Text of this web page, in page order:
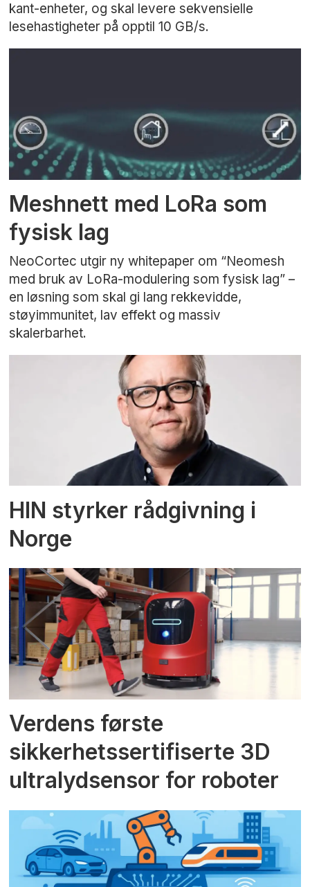
kant-enheter, og skal levere sekvensielle
lesehastigheter på opptil 10 GB/s.
Meshnett med LoRa som
fysisk lag
NeoCortec utgir ny whitepaper om “Neomesh
med bruk av LoRa-modulering som fysisk lag” –
en løsning som skal gi lang rekkevidde,
støyimmunitet, lav effekt og massiv
skalerbarhet.
HIN styrker rådgivning i
Norge
Verdens første
sikkerhetssertifiserte 3D
ultralydsensor for roboter